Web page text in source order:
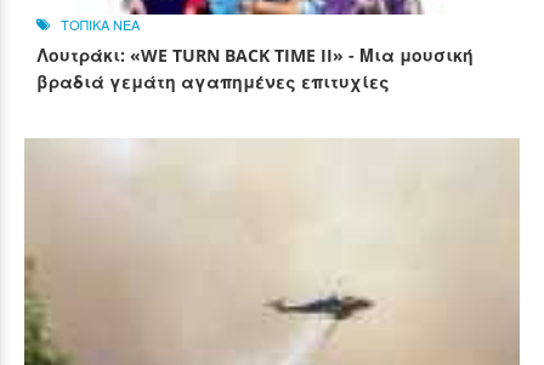
ΤΟΠΙΚΑ ΝΕΑ
Λουτράκι: «WE TURN BACK TIME II» - Μια μουσική
βραδιά γεμάτη αγαπημένες επιτυχίες